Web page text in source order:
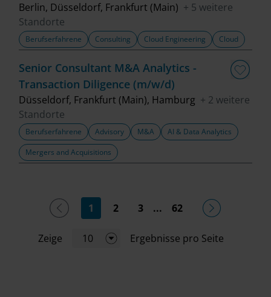
Berlin, Düsseldorf, Frankfurt (Main) + 5 weitere
Standorte
Berufserfahrene Consulting Cloud Engineering Cloud
Senior Consultant M&A Analytics -
Transaction Diligence (m/w/d)
Düsseldorf, Frankfurt (Main), Hamburg + 2 weitere
Standorte
Berufserfahrene Advisory M&A
AI & Data Analytics
Mergers and Acquisitions
1 (current)
2 3 ... 62
Zeige 10 Ergebnisse pro Seite